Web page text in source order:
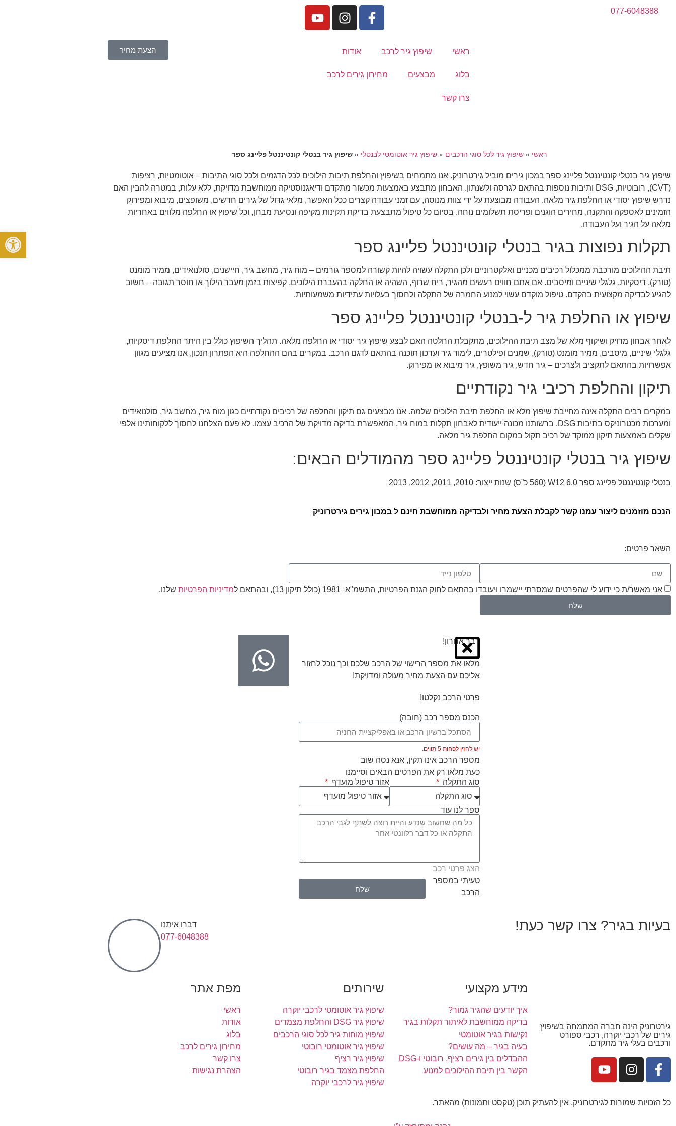
077-6048388
ראשי שיפוץ גיר לרכב אודות
בלוג מבצעים מחירון גירים לרכב
צרו קשר
הצעת מחיר
ראשי » שיפוץ גיר לכל סוגי הרכבים » שיפוץ גיר אוטומטי לבנטלי » שיפוץ גיר בנטלי קונטיננטל פליינג ספר
שיפוץ גיר בנטלי קונטיננטל פליינג ספר במכון גירים מוביל גירטרוניק. אנו מתמחים בשיפוץ והחלפת תיבות הילוכים לכל הדגמים ולכל סוגי התיבות – אוטומטיות, רציפות
(CVT), רובוטיות, DSG ותיבות נוספות בהתאם לגרסה ולשנתון. האבחון מתבצע באמצעות מכשור מתקדם ודיאגנוסטיקה ממוחשבת מדויקת, ללא עלות, במטרה להבין האם
נדרש שיפוץ יסודי או החלפת גיר מלאה. העבודה מבוצעת על ידי צוות מנוסה, עם זמני עבודה קצרים ככל האפשר, מלאי גדול של גירים חדשים, משופצים, מיבוא ומפירוק
הזמינים לאספקה והתקנה, מחירים הוגנים ופריסת תשלומים נוחה. בסיום כל טיפול מתבצעת בדיקת תקינות מקיפה ונסיעת מבחן, וכל שיפוץ או החלפה מלווים באחריות
מלאה על הגיר ועל העבודה.
תקלות נפוצות בגיר בנטלי קונטיננטל פליינג ספר
תיבת ההילוכים מורכבת ממכלול רכיבים מכניים ואלקטרוניים ולכן התקלה עשויה להיות קשורה למספר גורמים – מוח גיר, מחשב גיר, חיישנים, סולנואידים, ממיר מומנט
(טורק), דיסקיות, גלגלי שיניים ומיסבים. אם אתם חווים רעשים מהגיר, ריח שרוף, השהיה או החלקה בהעברת הילוכים, קפיצות בזמן מעבר הילוך או חוסר תגובה – חשוב
להגיע לבדיקה מקצועית בהקדם. טיפול מוקדם עשוי למנוע החמרה של התקלה ולחסוך בעלויות עתידיות משמעותיות.
שיפוץ או החלפת גיר ל-בנטלי קונטיננטל פליינג ספר
לאחר אבחון מדויק ושיקוף מלא של מצב תיבת ההילוכים, מתקבלת החלטה האם לבצע שיפוץ גיר יסודי או החלפה מלאה. תהליך השיפוץ כולל בין היתר החלפת דיסקיות,
גלגלי שיניים, מיסבים, ממיר מומנט (טורק), שמנים ופילטרים, לימוד גיר ועדכון תוכנה בהתאם לדגם הרכב. במקרים בהם ההחלפה היא הפתרון הנכון, אנו מציעים מגוון
אפשרויות בהתאם לתקציב ולצרכים – גיר חדש, גיר משופץ, גיר מיבוא או מפירוק.
תיקון והחלפת רכיבי גיר נקודתיים
במקרים רבים התקלה אינה מחייבת שיפוץ מלא או החלפת תיבת הילוכים שלמה. אנו מבצעים גם תיקון והחלפה של רכיבים נקודתיים כגון מוח גיר, מחשב גיר, סולנואידים
ומערכות מכטרוניקס בתיבות DSG. ברשותנו מכונה ייעודית לאבחון תקלות במוח גיר, המאפשרת בדיקה מדויקת של הרכיב עצמו. לא פעם הצלחנו לחסוך ללקוחותינו אלפי
שקלים באמצעות תיקון ממוקד של רכיב תקול במקום החלפת גיר מלאה.
שיפוץ גיר בנטלי קונטיננטל פליינג ספר מהמודלים הבאים:
בנטלי קונטיננטל פליינג ספר W12 6.0 (560 כ”ס) שנות ייצור: 2010, 2011, 2012, 2013
הנכם מוזמנים ליצור עמנו קשר לקבלת הצעת מחיר ולבדיקה ממוחשבת חינם ל במכון גירים גירטרוניק
השאר פרטים:
אני מאשר/ת כי ידוע לי שהפרטים שמסרתי יישמרו ויעובדו בהתאם לחוק הגנת הפרטיות, התשמ"א–1981 (כולל תיקון 13), ובהתאם ל מדיניות הפרטיות שלנו.
שלח
דבר אחרון!
מלאו את מספר הרישוי של הרכב שלכם וכך נוכל לחזור
אליכם עם הצעת מחיר מעולה ומדויקת!
פרטי הרכב נקלטו!
הכנס מספר רכב (חובה)
יש להזין לפחות 5 תווים.
מספר הרכב אינו תקין, אנא נסה שוב
כעת מלאו רק את הפרטים הבאים וסיימנו
סוג התקלה
אזור טיפול מועדף
ספר לנו עוד
הצג פרטי רכב
טעיתי במספר
הרכב
שלח
בעיות בגיר? צרו קשר כעת!
דברו איתנו
077-6048388
גירטרוניק הינה חברה המתמחה בשיפוץ
גירים של רכבי יוקרה, רכבי ספורט
ורכבים בעלי גיר מתקדם.
מידע מקצועי
איך יודעים שהגיר גמור?
בדיקה ממוחשבת לאיתור תקלות בגיר
נקישות בגיר אוטומטי
בעיה בגיר – מה עושים?
ההבדלים בין גירים רציף, רובוטי ו-DSG
הקשר בין תיבת ההילוכים למנוע
שירותים
שיפוץ גיר אוטומטי לרכבי יוקרה
שיפוץ גיר DSG והחלפת מצמדים
שיפוץ מוחות גיר לכל סוגי הרכבים
שיפוץ גיר אוטומטי רובוטי
שיפוץ גיר רציף
החלפת מצמד בגיר רובוטי
שיפוץ גיר לרכבי יוקרה
מפת אתר
ראשי
אודות
בלוג
מחירון גירים לרכב
צרו קשר
הצהרת נגישות
כל הזכויות שמורות לגירטרוניק, אין להעתיק תוכן (טקסט ותמונות) מהאתר.
פתח